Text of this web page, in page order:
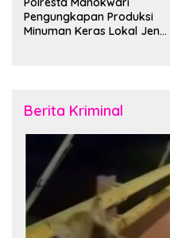
Pengungkapan Produksi
Minuman Keras Lokal Jenis
Berita Kriminal